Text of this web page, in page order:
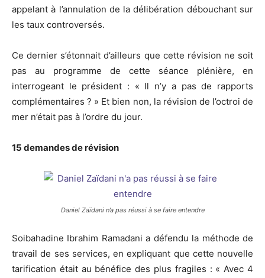
appelant à l’annulation de la délibération débouchant sur
les taux controversés.
Ce dernier s’étonnait d’ailleurs que cette révision ne soit
pas au programme de cette séance plénière, en
interrogeant le président : « Il n’y a pas de rapports
complémentaires ? » Et bien non, la révision de l’octroi de
mer n’était pas à l’ordre du jour.
15 demandes de révision
Daniel Zaïdani n’a pas réussi à se faire entendre
Soibahadine Ibrahim Ramadani a défendu la méthode de
travail de ses services, en expliquant que cette nouvelle
tarification était au bénéfice des plus fragiles : « Avec 4